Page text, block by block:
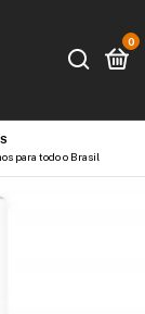
0
para todo o Brasil